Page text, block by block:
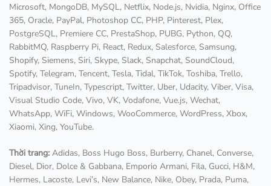
Microsoft, MongoDB, MySQL, Netflix, Node.js, Nvidia, Nginx, Office
365, Oracle, PayPal, Photoshop CC, PHP, Pinterest, Plex,
PostgreSQL, Premiere CC, PrestaShop, PUBG, Python, QQ,
RabbitMQ, Raspberry Pi, React, Redux, Salesforce, Samsung,
Shopify, Siemens, Siri, Skype, Slack, Snapchat, SoundCloud,
Spotify, Telegram, Tencent, Tesla, Tidal, TikTok, Toshiba, Trello,
Tripadvisor, TuneIn, Typescript, Twitter, Uber, Udacity, Viber, Visa,
Visual Studio Code, Vivo, VK, Vodafone, Vue.js, Wechat,
WhatsApp, WiFi, Windows, WooCommerce, WordPress, Xbox,
Xiaomi, Xing, YouTube.
Thời trang: Adidas, Boss Hugo Boss, Burberry, Chanel, Converse,
Diesel, Dior, Dolce & Gabbana, Emporio Armani, Fila, Gucci, H&M,
Hermes, Lacoste, Levi’s, New Balance, Nike, Obey, Prada, Puma,